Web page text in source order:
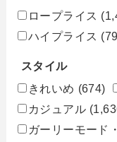
ロープライス
ハイプライス
スタイル
きれいめ (674)
カジュアル
ガーリーモード